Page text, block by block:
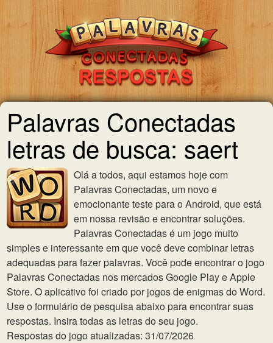
Palavras Conectadas
letras de busca: saert
Olá a todos, aqui estamos hoje com
Palavras Conectadas, um novo e
emocionante teste para o Android, que está
em nossa revisão e encontrar soluções.
Palavras Conectadas é um jogo muito
simples e interessante em que você deve combinar letras
adequadas para fazer palavras. Você pode encontrar o jogo
Palavras Conectadas nos mercados Google Play e Apple
Store. O aplicativo foi criado por jogos de enigmas do Word.
Use o formulário de pesquisa abaixo para encontrar suas
respostas. Insira todas as letras do seu jogo.
Respostas do jogo atualizadas: 31/07/2026